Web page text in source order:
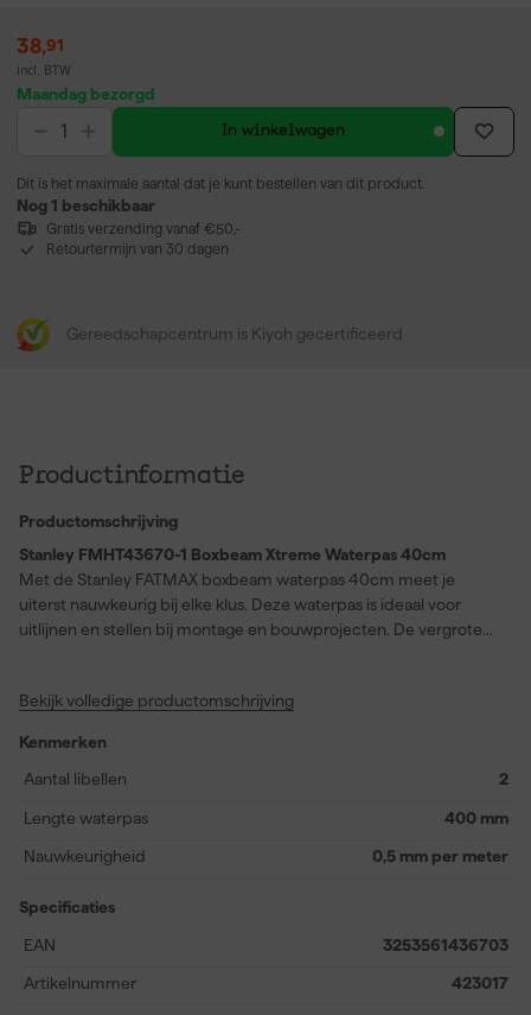
38,91
incl. BTW
Maandag bezorgd
In winkelwagen
Dit is het maximale aantal dat je kunt bestellen van dit product.
Nog 1 beschikbaar
Gratis verzending vanaf €50,-
Retourtermijn van 30 dagen
Gereedschapcentrum is Kiyoh gecertificeerd
Productinformatie
Productomschrijving
Stanley FMHT43670-1 Boxbeam Xtreme Waterpas 40cm
Met de Stanley FATMAX boxbeam waterpas 40cm meet je
uiterst nauwkeurig bij elke klus. Deze waterpas is ideaal voor
uitlijnen en stellen bij montage en bouwprojecten. De vergrote
beschermd bij vallen en intensief gebruik. De doorlopende rand
volledige lengte. Het aluminium profiel geeft extra stevigheid en
draagt bij aan een lange levensduur. De fijn gefreesde
verticaal meten. De schokabsorberende eindkappen
beschermen tegen beschadiging en voorkomen wegglijden
om nauwkeurig in hoeken te werken. Deze waterpas is een
controle centraal staan.
Bekijk volledige productomschrijving
Kenmerken
Aantal libellen
2
Lengte waterpas 400 mm
Nauwkeurigheid 0,5 mm per meter
Specificaties
EAN
3253561436703
Artikelnummer 423017